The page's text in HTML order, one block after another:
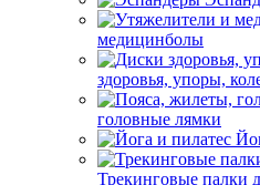
медицинболы
здоровья, упоры,
головные лямки
Трекинговые палки